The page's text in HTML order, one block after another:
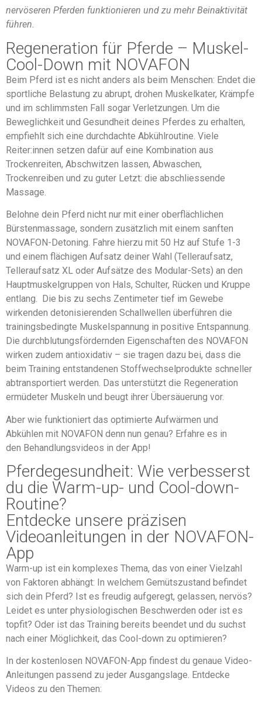
nervöseren Pferden funktionieren und zu mehr Beinaktivität
führen.
Regeneration für Pferde – Muskel-
Cool-Down mit NOVAFON
Beim Pferd ist es nicht anders als beim Menschen: Endet die
sportliche Belastung zu abrupt, drohen Muskelkater, Krämpfe
und im schlimmsten Fall sogar Verletzungen. Um die
Beweglichkeit und Gesundheit deines Pferdes zu erhalten,
empfiehlt sich eine durchdachte Abkühlroutine. Viele
Reiter:innen setzen dafür auf eine Kombination aus
Trockenreiten, Abschwitzen lassen, Abwaschen,
Trockenreiben und zu guter Letzt: die abschliessende
Massage.
Belohne dein Pferd nicht nur mit einer oberflächlichen
Bürstenmassage, sondern zusätzlich mit einem sanften
NOVAFON-Detoning. Fahre hierzu mit 50 Hz auf Stufe 1-3
und einem flächigen Aufsatz deiner Wahl (Telleraufsatz,
Telleraufsatz XL oder Aufsätze des Modular-Sets) an den
Hauptmuskelgruppen von Hals, Schulter, Rücken und Kruppe
entlang. Die bis zu sechs Zentimeter tief im Gewebe
wirkenden detonisierenden Schallwellen überführen die
trainingsbedingte Muskelspannung in positive Entspannung.
Die durchblutungsfördernden Eigenschaften des NOVAFON
wirken zudem antioxidativ – sie tragen dazu bei, dass die
beim Training entstandenen Stoffwechselprodukte schneller
abtransportiert werden. Das unterstützt die Regeneration
ermüdeter Muskeln und beugt ihrer Übersäuerung vor.
Aber wie funktioniert das optimierte Aufwärmen und
Abkühlen mit NOVAFON denn nun genau? Erfahre es in
den Behandlungsvideos in der App!
Pferdegesundheit: Wie verbesserst
du die Warm-up- und Cool-down-
Routine?
Entdecke unsere präzisen
Videoanleitungen in der NOVAFON-
App
Warm-up ist ein komplexes Thema, das von einer Vielzahl
von Faktoren abhängt: In welchem Gemütszustand befindet
sich dein Pferd? Ist es freudig aufgeregt, gelassen, nervös?
Leidet es unter physiologischen Beschwerden oder ist es
topfit? Oder ist das Training bereits beendet und du suchst
nach einer Möglichkeit, das Cool-down zu optimieren?
In der kostenlosen NOVAFON-App findest du genaue Video-
Anleitungen passend zu jeder Ausgangslage. Entdecke
Videos zu den Themen: